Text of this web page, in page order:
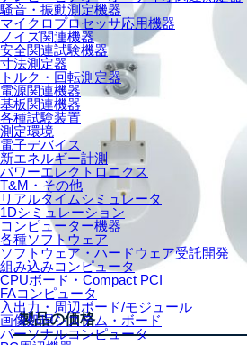
騒音・振動測定機器
マイクロプロセッサ応用機器
ノイズ関連機器
安全関連試験機器
寸法測定器
トルク・回転測定器
電源関連機器
基板関連機器
各種試験装置
測定環境
電子デバイス
新エネルギー計測
パワーエレクトロニクス
T&M・その他
リアルタイムシミュレータ
1Dシミュレーション
コンピューター機器
各種ソフトウェア
ソフトウェア・ハードウェア受託開発
組み込みコンピュータ
CPUボード・Compact PCI
FAコンピュータ
入出力・周辺ボード/モジュール
画像処理システム・ボード
パーソナルコンピュータ
製品の価格